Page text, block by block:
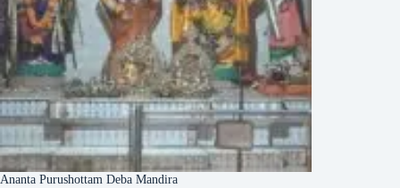
Ananta Purushottam Deba Mandira